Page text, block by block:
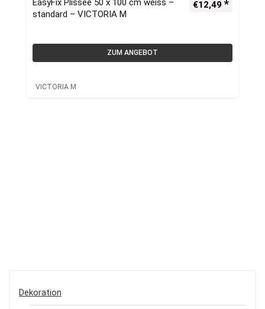
EasyFix Plissee 50 x 100 cm weiss –
standard – VICTORIA M
€12,49
ZUM ANGEBOT
VICTORIA M
Dekoration